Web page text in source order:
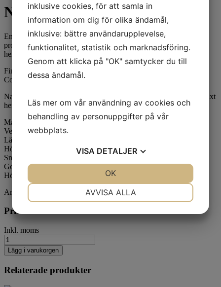
Nagellack Classic Red
En högkvalitativ formula framtagen av nagelterapeuter för en
professionell nagellacksmanikyr/pedikyr på salong såväl som
hemma.
Finns i sextio härliga färger som matchar Gel Polish Basic
Collection.
Nagellacken kan användas för att enkelt justera en Gel Polish utväxt
hemma, lacka tårna eller varför inte matcha färg med ditt barn?
Made in Sweden
Vegansk
Lättlackad
Högpigmenterad
Snabbtorkande
God flexibilitet
Hög fästförmåga
Artikelnummer:159
Pris
Inkl. moms
Lägg i varukorgen
Relaterade produkter
inklusive cookies, för att samla in
information om dig för olika ändamål,
inklusive: bättre användarupplevelse,
funktionalitet, statistik och marknadsföring.
Genom att klicka på "OK" samtycker du till
dessa ändamål.
Läs mer om vår användning av cookies och
behandling av personuppgifter på vår
webbplats.
VISA DETALJER
AVVISA ALLA
OK